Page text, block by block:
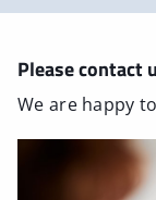
Please contact
We are happy